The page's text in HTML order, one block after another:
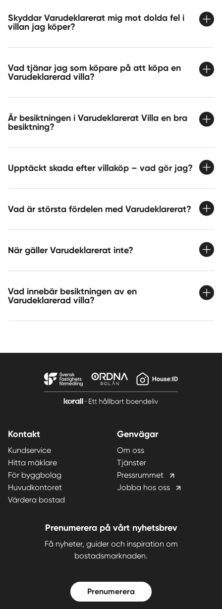
Skyddar Varudeklarerat mig mot dolda fel i
villan jag köper?
Vad tjänar jag som köpare på att köpa en
Varudeklarerad villa?
Är besiktningen i Varudeklarerat Villa en bra
besiktning?
Upptäckt skada efter villaköp – vad gör jag?
Vad är största fördelen med Varudeklarerat?
När gäller Varudeklarerat inte?
Vad innebär besiktningen av en
Varudeklarerad villa?
Kontakt
Kundservice
Hitta mäklare
För byggbolag
Huvudkontoret
Värdera bostad
Genvägar
Om oss
Tjänster
Pressrummet
Jobba hos oss
Prenumerera på vårt nyhetsbrev
Få nyheter, guider och inspiration om
bostadsmarknaden.
Prenumerera